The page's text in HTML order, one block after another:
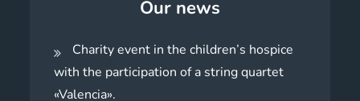
Our news
Charity event in the children’s hospice
with the participation of a string quartet
«Valencia».